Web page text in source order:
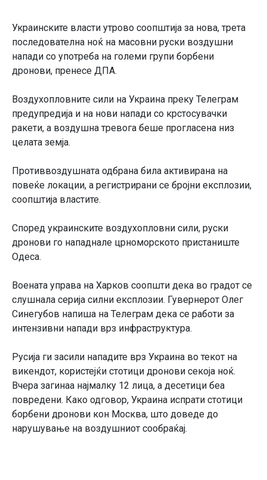
Украинските власти утрово соопштија за нова, трета
последователна ноќ на масовни руски воздушни
напади со употреба на големи групи борбени
дронови, пренесе ДПА.
Воздухопловните сили на Украина преку Телеграм
предупредија и на нови напади со крстосувачки
ракети, а воздушна тревога беше прогласена низ
целата земја.
Противвоздушната одбрана била активирана на
повеќе локации, а регистрирани се бројни експлозии,
соопштија властите.
Според украинските воздухопловни сили, руски
дронови го нападнале црноморското пристаниште
Одеса.
Воената управа на Харков соопшти дека во градот се
слушнала серија силни експлозии. Гувернерот Олег
Синегубов напиша на Телеграм дека се работи за
интензивни напади врз инфраструктура.
Русија ги засили нападите врз Украина во текот на
викендот, користејќи стотици дронови секоја ноќ.
Вчера загинаа најмалку 12 лица, а десетици беа
повредени. Како одговор, Украина испрати стотици
борбени дронови кон Москва, што доведе до
нарушување на воздушниот сообраќај.